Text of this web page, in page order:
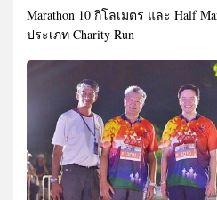
Marathon 10 กิโลเมตร และ Half
ประเภท Charity Run